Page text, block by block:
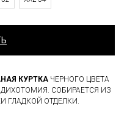
КУРТКА ЧЕРНОГО ЦВЕТА
СОБИРАЕТСЯ ИЗ
ГЛАДКОЙ ОТДЕЛКИ.